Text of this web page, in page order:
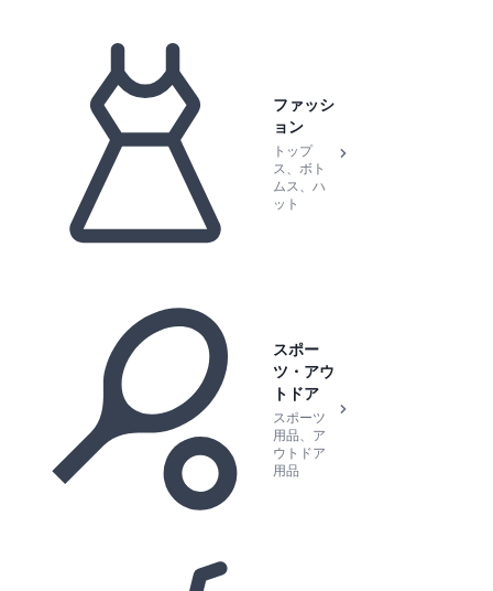
ファッシ
ョン
トップ
ス、ボト
ムス、ハ
ット
スポー
ツ・アウ
トドア
スポーツ
用品、ア
ウトドア
用品